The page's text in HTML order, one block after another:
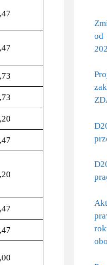
od